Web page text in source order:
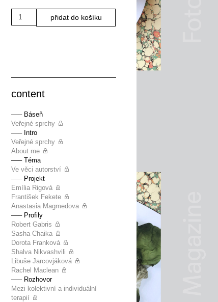
přidat do košíku
content
––– Báseň
Veřejné sprchy
––– Intro
Veřejné sprchy
About me
––– Téma
Ve věci autorství
––– Projekt
Emília Rigová
František Fekete
Anastasia Magmedova
––– Profily
Robert Gabris
Sasha Chaika
Dorota Franková
Shalva Nikvashvili
Libuše Jarcovjáková
Rachel Maclean
––– Rozhovor
Mezi kolektivní a individuální
terapií